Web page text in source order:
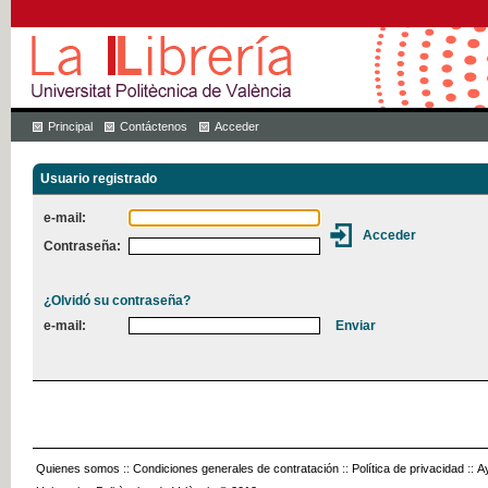
Principal Contáctenos Acceder
Usuario registrado
e-mail:
Contraseña:
¿Olvidó su contraseña?
e-mail:
Quienes somos :: Condiciones generales de contratación :: Política de privacidad ::